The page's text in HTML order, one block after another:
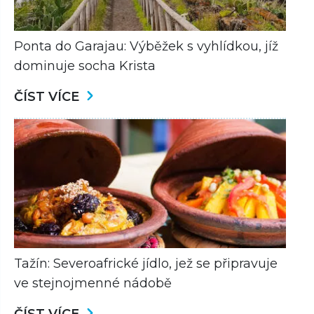
Ponta do Garajau: Výběžek s vyhlídkou, jíž
dominuje socha Krista
ČÍST VÍCE
Tažín: Severoafrické jídlo, jež se připravuje
ve stejnojmenné nádobě